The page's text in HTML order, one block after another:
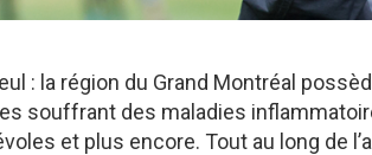
: la région du Grand Montréal
souffrant des maladies
et plus encore. Tout au long de